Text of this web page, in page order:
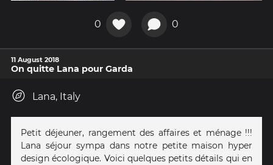
0 0
11 August 2018
On quitte Lana pour Garda
Lana, Italy
Petit déjeuner, rangement des affaires et ménage !!!
Lana séjour sympa dans notre petite maison hyper
design écologique. Voici quelques petits détails qui en